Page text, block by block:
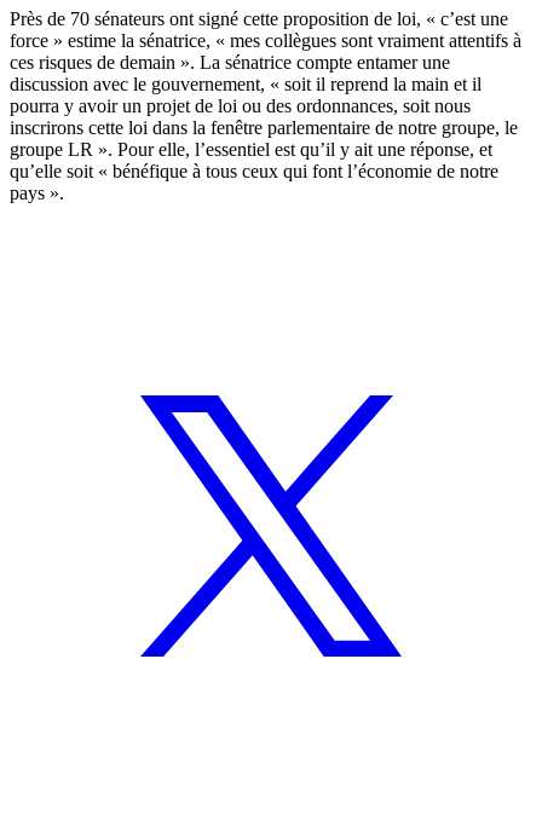
Près de 70 sénateurs ont signé cette proposition de loi, « c’est une
force » estime la sénatrice, « mes collègues sont vraiment attentifs à
ces risques de demain ». La sénatrice compte entamer une
discussion avec le gouvernement, « soit il reprend la main et il
pourra y avoir un projet de loi ou des ordonnances, soit nous
inscrirons cette loi dans la fenêtre parlementaire de notre groupe, le
groupe LR ». Pour elle, l’essentiel est qu’il y ait une réponse, et
qu’elle soit « bénéfique à tous ceux qui font l’économie de notre
pays ».